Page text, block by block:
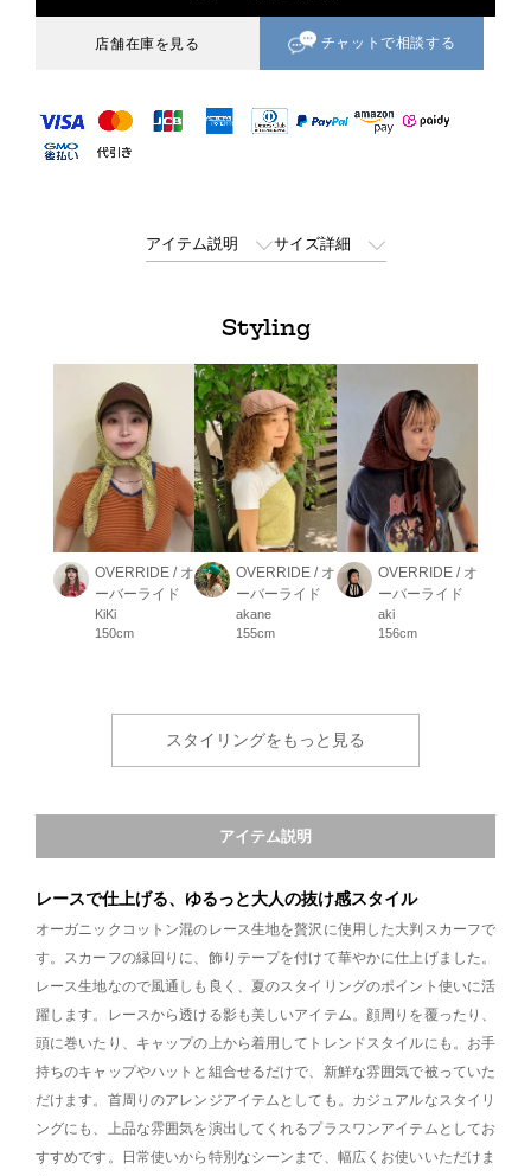
店舗在庫を見る チャットで相談する
アイテム説明 サイズ詳細
Styling
OVERRIDE / オ
ーバーライド
KiKi
150cm
OVERRIDE / オ
ーバーライド
akane
155cm
OVERRIDE / オ
ーバーライド
aki
156cm
スタイリングをもっと見る
アイテム説明
レースで仕上げる、ゆるっと大人の抜け感スタイル
オーガニックコットン混のレース生地を贅沢に使用した大判スカーフで
す。スカーフの縁回りに、飾りテープを付けて華やかに仕上げました。
レース生地なので風通しも良く、夏のスタイリングのポイント使いに活
躍します。レースから透ける影も美しいアイテム。顔周りを覆ったり、
頭に巻いたり、キャップの上から着用してトレンドスタイルにも。お手
持ちのキャップやハットと組合せるだけで、新鮮な雰囲気で被っていた
だけます。首周りのアレンジアイテムとしても。カジュアルなスタイリ
ングにも、上品な雰囲気を演出してくれるプラスワンアイテムとしてお
すすめです。日常使いから特別なシーンまで、幅広くお使いいただけま